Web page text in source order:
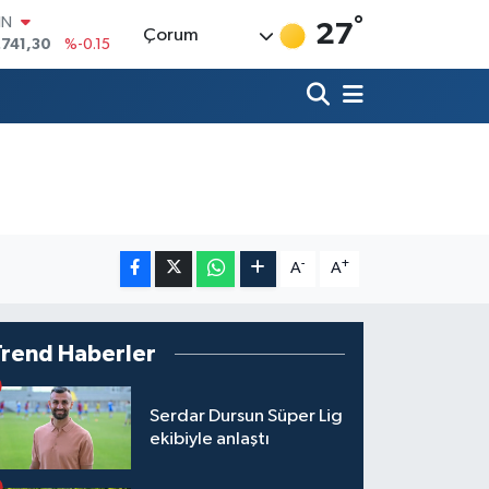
%0.18
Çorum 27°
A- A+
Haberler
Serdar Dursun Süper Lig
ekibiyle anlaştı